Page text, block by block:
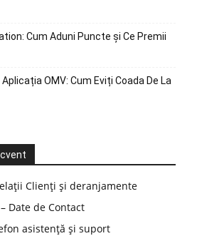
Cum Aduni Puncte și Ce Premii
OMV: Cum Eviți Coada De La
Clienți și deranjamente
Date de Contact
asistență și suport